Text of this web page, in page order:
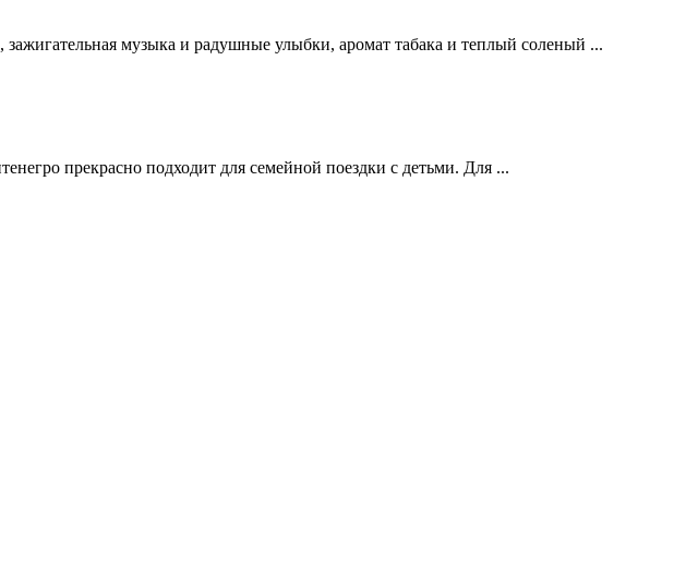
музыка и радушные улыбки, аромат табака и теплый соленый ...
прекрасно подходит для семейной поездки с детьми. Для ...